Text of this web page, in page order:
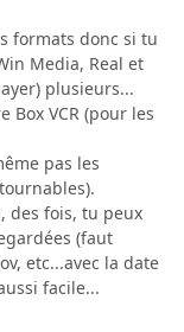
formats donc si tu
Media, Real et
plusieurs...
Box VCR (pour les
pas les
des fois, tu peux
(faut
etc...avec la date
facile...